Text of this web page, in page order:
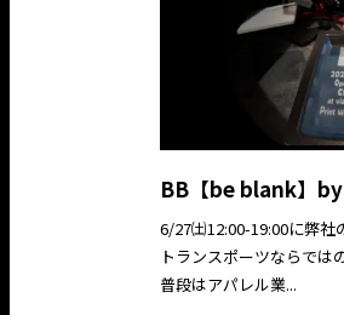
BB【be blank】by
6/27㈯12:00-19:00に弊社
トランスポーツならでは
普段はアパレル業...